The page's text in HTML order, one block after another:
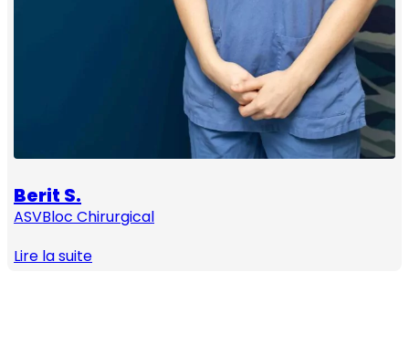
Berit S.
ASVBloc Chirurgical
Lire la suite